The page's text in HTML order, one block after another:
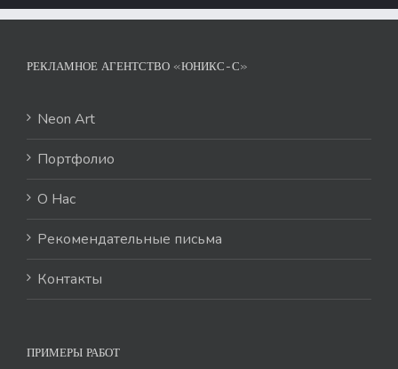
РЕКЛАМНОЕ АГЕНТСТВО «ЮНИКС-С»
Neon Art
Портфолио
О Нас
Рекомендательные письма
Контакты
ПРИМЕРЫ РАБОТ